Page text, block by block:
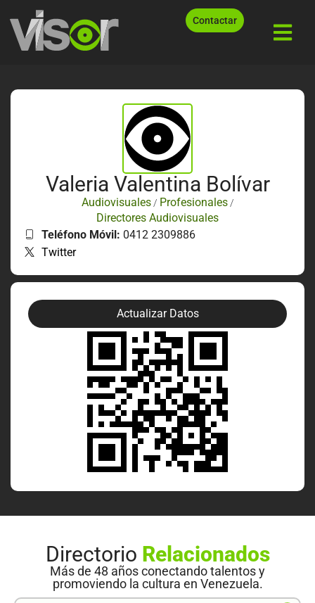
Contactar
Valeria Valentina Bolívar
Audiovisuales/ Profesionales/
Directores Audiovisuales
Teléfono Móvil: 0412 2309886
Twitter
Actualizar Datos
Directorio Relacionados
Más de 48 años conectando talentos y
promoviendo la cultura en Venezuela.